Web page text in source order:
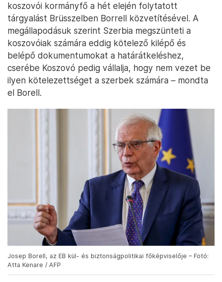
koszovói kormányfő a hét elején folytatott
tárgyalást Brüsszelben Borrell közvetítésével. A
megállapodásuk szerint Szerbia megszünteti a
koszovóiak számára eddig kötelező kilépő és
belépő dokumentumokat a határátkeléshez,
cserébe Koszovó pedig vállalja, hogy nem vezet be
ilyen kötelezettséget a szerbek számára – mondta
el Borell.
Josep Borell, az EB kül- és biztonságpolitikai főképviselője – Fotó:
Atta Kenare / AFP